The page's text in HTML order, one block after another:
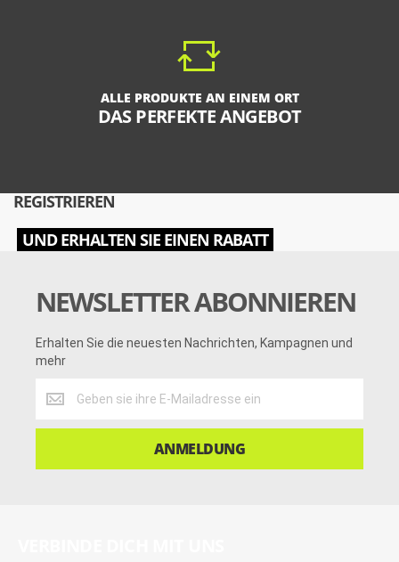
ALLE PRODUKTE AN EINEM ORT
DAS PERFEKTE ANGEBOT
REGISTRIEREN
UND ERHALTEN SIE EINEN RABATT
NEWSLETTER ABONNIEREN
Erhalten Sie die neuesten Nachrichten, Kampagnen und
mehr
Sie
ANMELDUNG